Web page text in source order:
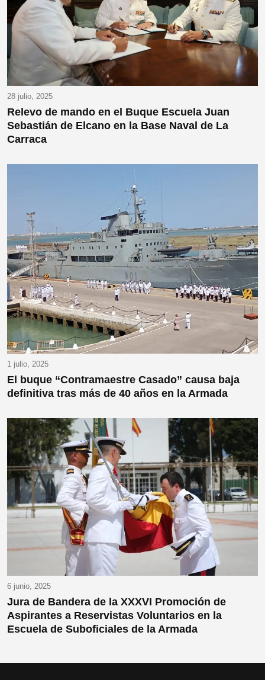
28 julio, 2025
Relevo de mando en el Buque Escuela Juan
Sebastián de Elcano en la Base Naval de La
Carraca
1 julio, 2025
El buque “Contramaestre Casado” causa baja
definitiva tras más de 40 años en la Armada
6 junio, 2025
Jura de Bandera de la XXXVI Promoción de
Aspirantes a Reservistas Voluntarios en la
Escuela de Suboficiales de la Armada